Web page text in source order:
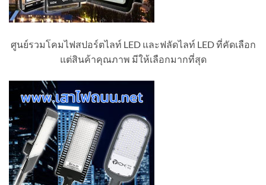
ศูนย์รวมโคมไฟสปอร์ตไลท์ LED และฟลัดไลท์ LED ที่คัดเลือก
แต่สินค้าคุณภาพ มีให้เลือกมากที่สุด